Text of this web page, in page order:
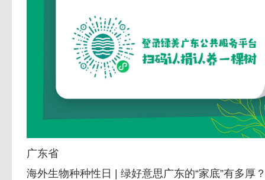
广东省
海外生物种种性日 | 绿好意思广东的“家底”有多厚